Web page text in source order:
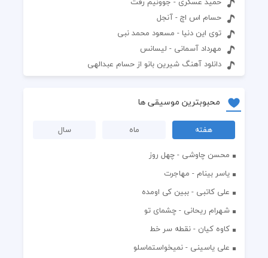
حسام اس اچ - آنجل
توی این دنیا - مسعود محمد نبی
مهرداد آسمانی - لیسانس
دانلود آهنگ شیرین بانو از حسام عبدالهی
محبوبترین موسیقی ها
هفته ماه
سال
محسن چاوشی - چهل روز
یاسر بینام - مهاجرت
علی کاتبی - ببین کی اومده
شهرام ریحانی - چشمای تو
کاوه کیان - نقطه سر خط
علی یاسینی - نمیخواستماسلو